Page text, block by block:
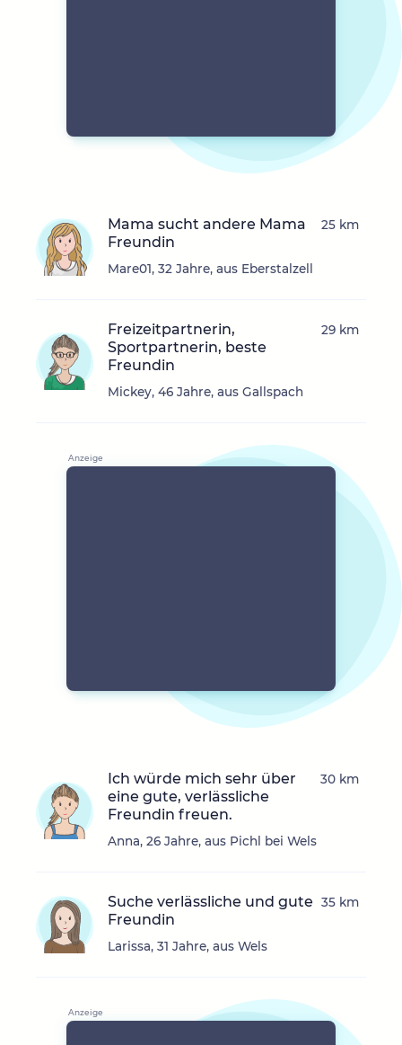
Mama sucht andere Mama
Freundin
Mare01, 32 Jahre, aus Eberstalzell
25 km
Freizeitpartnerin,
Sportpartnerin, beste
Freundin
Mickey, 46 Jahre, aus Gallspach
29 km
Ich würde mich sehr über
eine gute, verlässliche
Freundin freuen.
Anna, 26 Jahre, aus Pichl bei Wels
30 km
Suche verlässliche und gute
Freundin
Larissa, 31 Jahre, aus Wels
35 km